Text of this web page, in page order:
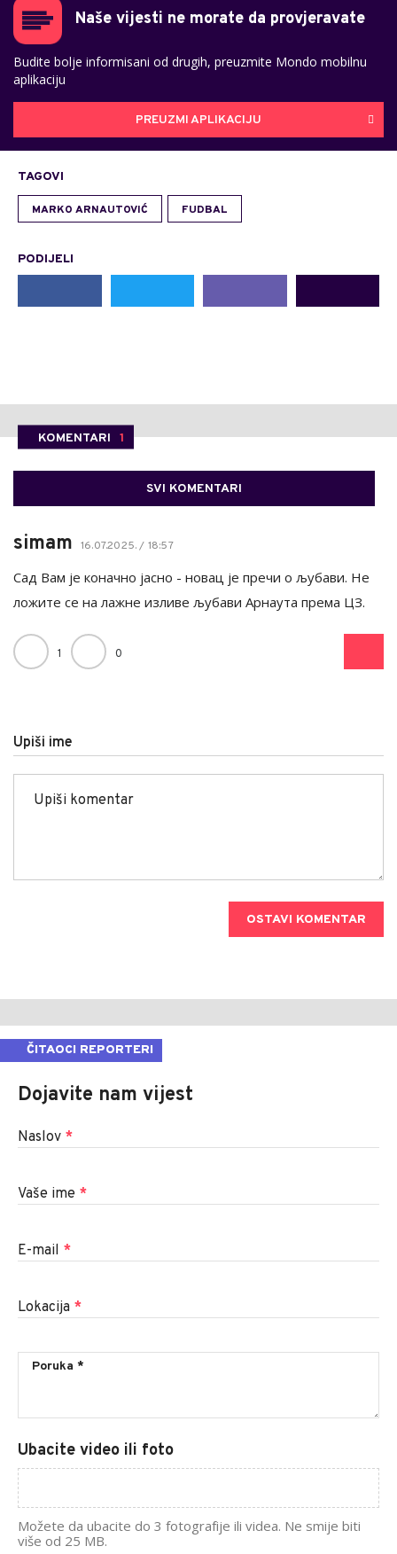
Naše vijesti ne morate da provjeravate
Budite bolje informisani od drugih, preuzmite Mondo mobilnu
aplikaciju
PREUZMI APLIKACIJU
TAGOVI
MARKO ARNAUTOVIĆ FUDBAL
PODIJELI
KOMENTARI 1
SVI KOMENTARI
simam 16.07.2025. / 18:57
Сад Вам је коначно јасно - новац је пречи о љубави. Не
ложите се на лажне изливе љубави Арнаута према ЦЗ.
1 0
Upiši ime
OSTAVI KOMENTAR
ČITAOCI REPORTERI
Dojavite nam vijest
Naslov *
Vaše ime *
E-mail *
Lokacija *
Ubacite video ili foto
Možete da ubacite do 3 fotografije ili videa. Ne smije biti
više od 25 MB.